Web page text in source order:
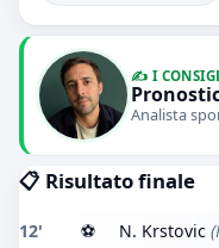
✍️ I
Analista
📋 Risultato finale
12' ⚽ N. Krstovic